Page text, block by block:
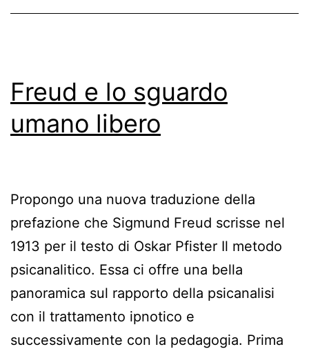
Freud e lo sguardo
umano libero
Propongo una nuova traduzione della
prefazione che Sigmund Freud scrisse nel
1913 per il testo di Oskar Pfister Il metodo
psicanalitico. Essa ci offre una bella
panoramica sul rapporto della psicanalisi
con il trattamento ipnotico e
successivamente con la pedagogia. Prima